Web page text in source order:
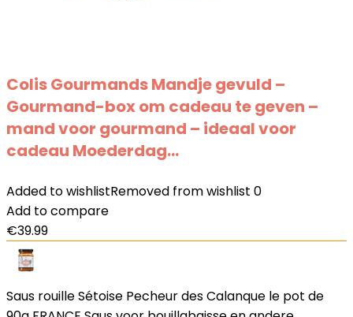
Colis Gourmands Mandje gevuld –
Gourmand-box om cadeau te geven –
mand voor gourmand – ideaal voor
cadeau Moederdag…
Added to wishlistRemoved from wishlist 0
Add to compare
€39.99
Saus rouille Sétoise Pecheur des Calanque le pot de